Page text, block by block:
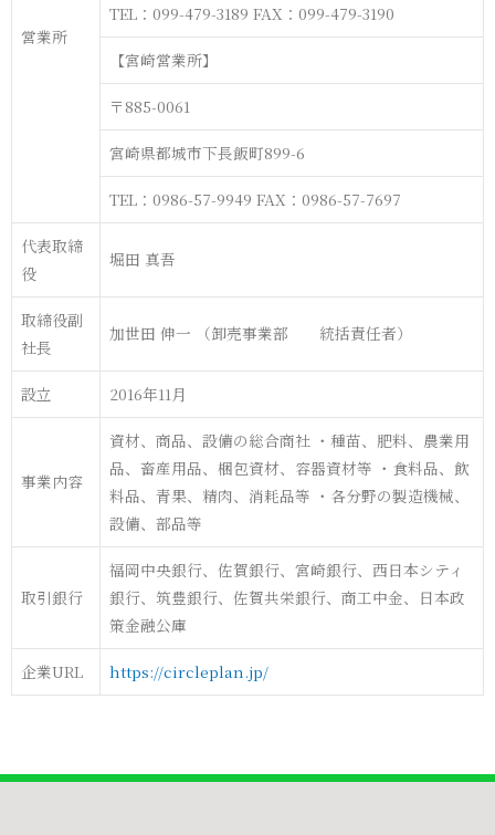
営業所
TEL：099-479-3189 FAX：099-479-3190
【宮崎営業所】
〒885-0061
宮崎県都城市下長飯町899-6
TEL：0986-57-9949 FAX：0986-57-7697
代表取締
役
堀田 真吾
取締役副
社長
加世田 伸一 （卸売事業部 統括責任者）
設立 2016年11月
事業内容
資材、商品、設備の総合商社 ・種苗、肥料、農業用
品、畜産用品、梱包資材、容器資材等 ・食料品、飲
料品、青果、精肉、消耗品等 ・各分野の製造機械、
設備、部品等
取引銀行
福岡中央銀行、佐賀銀行、宮崎銀行、西日本シティ
銀行、筑豊銀行、佐賀共栄銀行、商工中金、日本政
策金融公庫
企業URL https://circleplan.jp/